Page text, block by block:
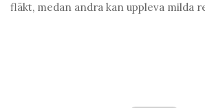
fläkt, medan andra kan uppleva milda